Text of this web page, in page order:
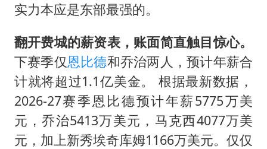
实力本应是东部最强的。
翻开费城的薪资表，账面简直触目惊心。
下赛季仅恩比德和乔治两人，预计年薪合
计就将超过1.1亿美金。 根据最新数据，
2026-27赛季恩比德预计年薪5775万美
元，乔治5413万美元，马克西4077万美
元，加上新秀埃奇库姆1166万美元。仅仅